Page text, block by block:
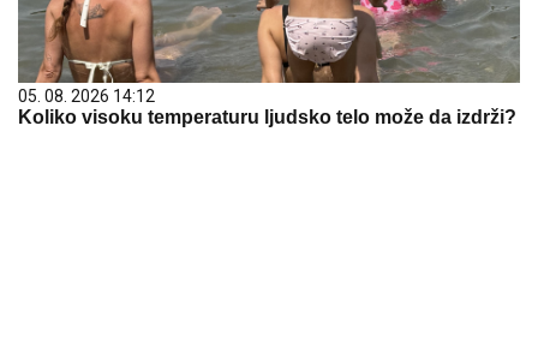
05. 08. 2026 14:12
Koliko visoku temperaturu ljudsko telo može da izdrži?